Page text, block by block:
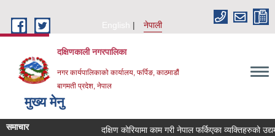
English
नेपाली
दक्षिणकाली नगरपालिका
नगर कार्यपालिकाको कार्यालय, फर्पिङ, काठमाडौं
बागमती प्रदेश, नेपाल
मुख्य मेनु
समाचार दक्षिण कोरियामा काम गरी नेपाल फर्किएका व्यक्तिहरुको